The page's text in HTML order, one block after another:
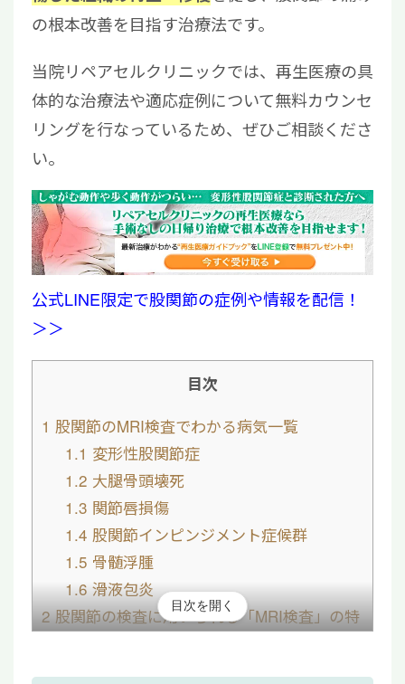
の根本改善を目指す治療法です。
当院リペアセルクリニックでは、再生医療の具
体的な治療法や適応症例について無料カウンセ
リングを行なっているため、ぜひご相談くださ
い。
公式LINE限定で股関節の症例や情報を配信！
＞＞
目次
1 股関節のMRI検査でわかる病気一覧
1.1 変形性股関節症
1.2 大腿骨頭壊死
1.3 関節唇損傷
1.4 股関節インピンジメント症候群
1.5 骨髄浮腫
1.6滑液包炎
2股関節の検査に用いられる「MRI検査」の特
目次を開く